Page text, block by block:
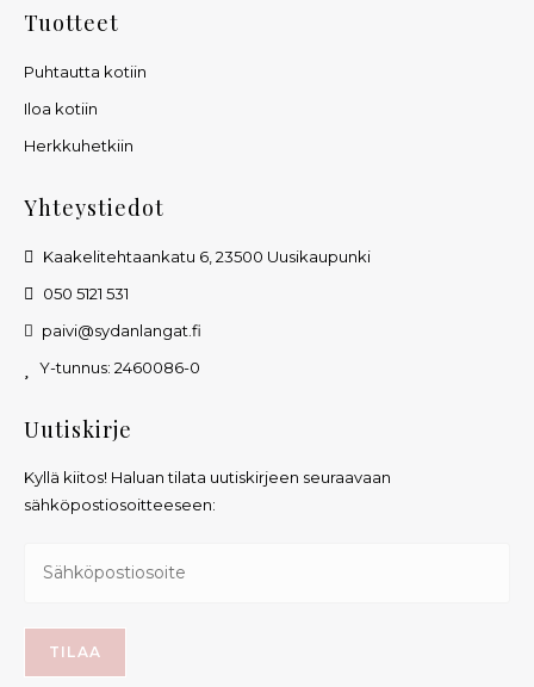
Tuotteet
Puhtautta kotiin
Iloa kotiin
Herkkuhetkiin
Yhteystiedot
Kaakelitehtaankatu 6, 23500 Uusikaupunki
050 5121 531
paivi@sydanlangat.fi
Y-tunnus: 2460086-0
Uutiskirje
Kyllä kiitos! Haluan tilata uutiskirjeen seuraavaan
sähköpostiosoitteeseen: